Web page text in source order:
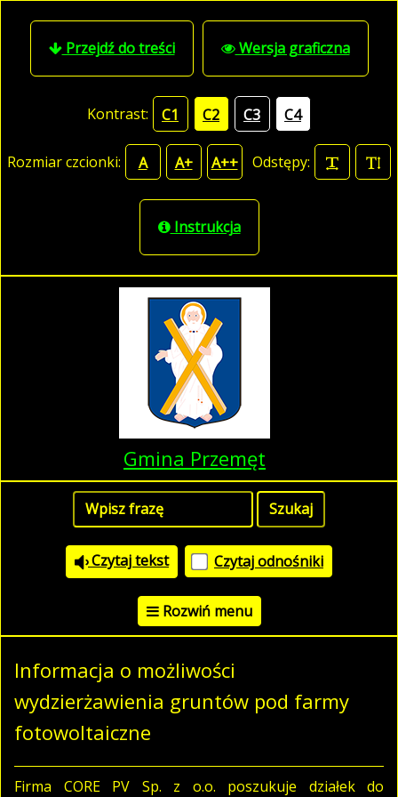
Przejdź do treści Wersja graficzna
Kontrast: C1 C2 C3 C4
Rozmiar czcionki: A A+ A++ Odstępy:
Instrukcja
Gmina Przemęt
Czytaj tekst Czytaj odnośniki
Rozwiń menu
Informacja o możliwości
wydzierżawienia gruntów pod farmy
fotowoltaiczne
Firma CORE PV Sp. z o.o. poszukuje działek do